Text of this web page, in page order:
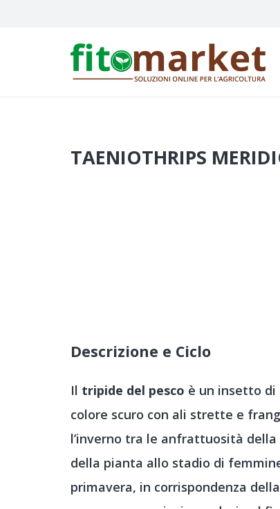
TAENIOTHRIPS
Descrizione e Ciclo
Il tripide del pesco è un insetto di
colore scuro con ali strette e
l’inverno tra le anfrattuosità
della pianta allo stadio di
primavera, in corrispondenza